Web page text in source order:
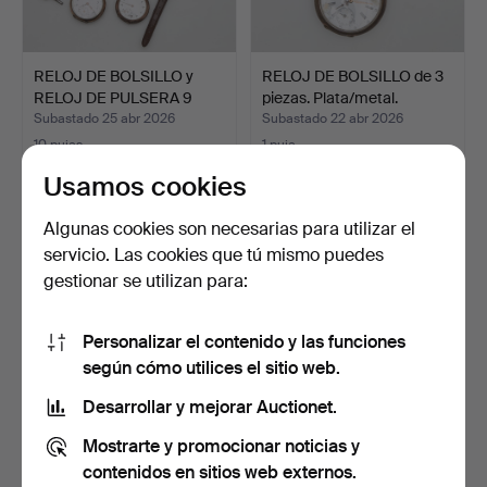
RELOJ DE BOLSILLO y
RELOJ DE PULSERA 9
pie…
Subastado 25 abr 2026
10 pujas
RELOJ DE BOLSILLO de 3
piezas. Plata/metal.
Subastado 22 abr 2026
1 puja
2 relojes de bolsillo, Drott &
F.L Ekberg …
RELOJ DE BOLSILLO,
Omega, oro y metal de 1…
Usamos cookies
Algunas cookies son necesarias para utilizar el
servicio. Las cookies que tú mismo puedes
gestionar se utilizan para:
Personalizar el contenido y las funciones
según cómo utilices el sitio web.
Desarrollar y mejorar Auctionet.
Mostrarte y promocionar noticias y
contenidos en sitios web externos.